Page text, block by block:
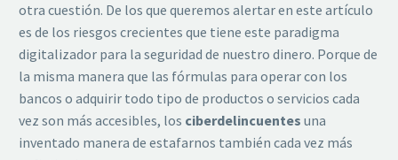
otra cuestión. De los que queremos alertar en este artículo
es de los riesgos crecientes que tiene este paradigma
digitalizador para la seguridad de nuestro dinero. Porque de
la misma manera que las fórmulas para operar con los
bancos o adquirir todo tipo de productos o servicios cada
vez son más accesibles, los ciberdelincuentes una
inventado manera de estafarnos también cada vez más